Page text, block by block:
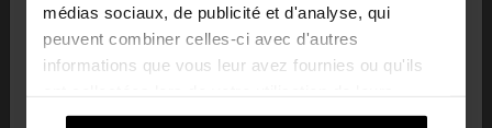
médias sociaux, de publicité et d'analyse, qui
peuvent combiner celles-ci avec d'autres
informations que vous leur avez fournies ou qu'ils
services.
parcourir notre site au United States?